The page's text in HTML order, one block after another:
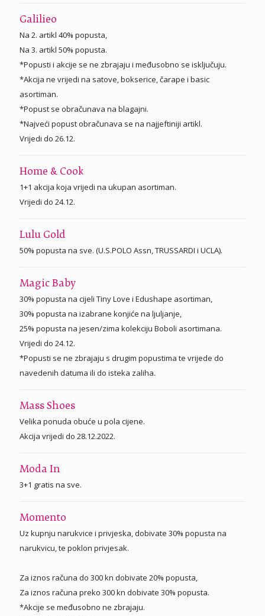
Galilieo
Na 2. artikl 40% popusta,
Na 3. artikl 50% popusta.
*Popusti i akcije se ne zbrajaju i međusobno se isključuju.
*Akcija ne vrijedi na satove, bokserice, čarape i basic
asortiman.
*Popust se obračunava na blagajni.
*Najveći popust obračunava se na najjeftiniji artikl.
Vrijedi do 26.12.
Home & Cook
1+1 akcija koja vrijedi na ukupan asortiman.
Vrijedi do 24.12.
Lulu Gold
50% popusta na sve. (U.S.POLO Assn, TRUSSARDI i UCLA).
Magic Baby
30% popusta na cijeli Tiny Love i Edushape asortiman,
30% popusta na izabrane konjiće na ljuljanje,
25% popusta na jesen/zima kolekciju Boboli asortimana.
Vrijedi do 24.12.
*Popusti se ne zbrajaju s drugim popustima te vrijede do
navedenih datuma ili do isteka zaliha.
Mass Shoes
Velika ponuda obuće u pola cijene.
Akcija vrijedi do 28.12.2022.
Moda In
3+1 gratis na sve.
Momento
Uz kupnju narukvice i privjeska, dobivate 30% popusta na
narukvicu, te poklon privjesak.
Za iznos računa do 300 kn dobivate 20% popusta,
Za iznos računa preko 300 kn dobivate 30% popusta.
*Akcije se međusobno ne zbrajaju.